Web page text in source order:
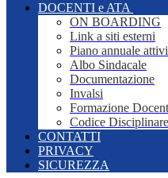
DOCENTI e ATA
ON BOARDING
Link a siti esterni
Piano annuale
Albo Sindacale
Documentazione
Invalsi
Formazione
Codice
CONTATTI
PRIVACY
SICUREZZA